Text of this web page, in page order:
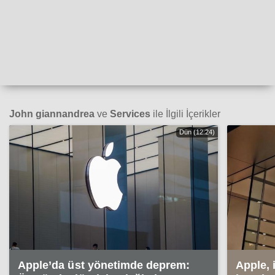
John giannandrea ve Services ile İlgili İçerikler
Dün (12:24)
Apple’da üst yönetimde deprem:
Apple,